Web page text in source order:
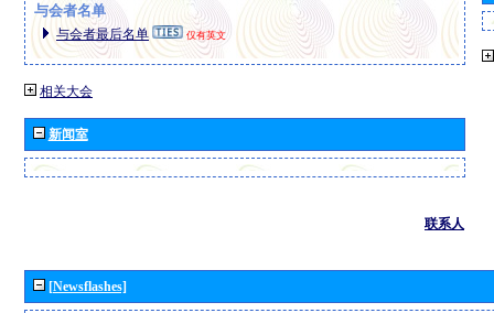
与会者名单
与会者最后名单 仅有英文
相关大会
新闻室
联系人
[Newsflashes]